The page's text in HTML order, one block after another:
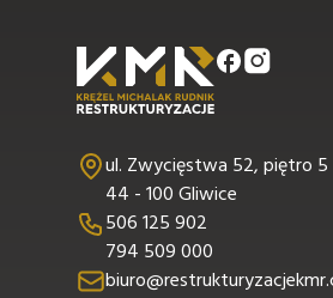
ul. Zwycięstwa 52, piętro 5
44 - 100 Gliwice
506 125 902
794 509 000